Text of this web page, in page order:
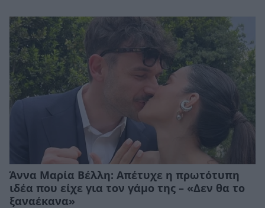
Άννα Μαρία Βέλλη: Απέτυχε η πρωτότυπη
ιδέα που είχε για τον γάμο της – «Δεν θα το
ξαναέκανα»